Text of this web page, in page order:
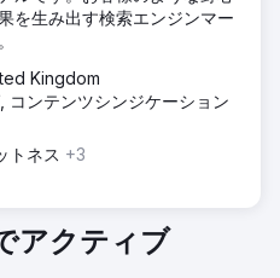
を生み出す検索エンジンマー
Kingdom
コンテンツシンジケーション
トネス +3
アクティブ